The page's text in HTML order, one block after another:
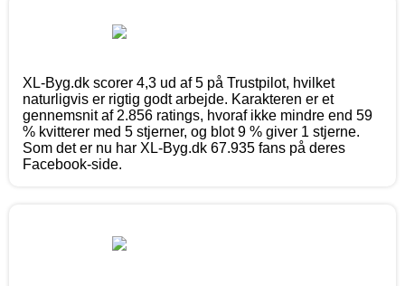
XL-Byg.dk scorer 4,3 ud af 5 på Trustpilot, hvilket
naturligvis er rigtig godt arbejde. Karakteren er et
gennemsnit af 2.856 ratings, hvoraf ikke mindre end 59
% kvitterer med 5 stjerner, og blot 9 % giver 1 stjerne.
Som det er nu har XL-Byg.dk 67.935 fans på deres
Facebook-side.